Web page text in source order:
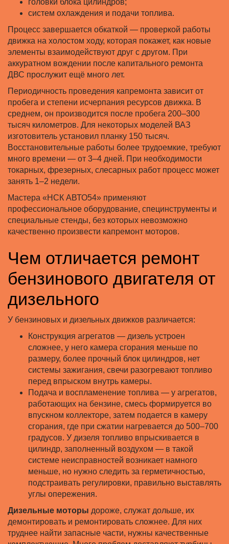
головки блока цилиндров;
систем охлаждения и подачи топлива.
Процесс завершается обкаткой — проверкой работы
движка на холостом ходу, которая покажет, как новые
элементы взаимодействуют друг с другом. При
аккуратном вождении после капитального ремонта
ДВС прослужит ещё много лет.
Периодичность проведения капремонта зависит от
пробега и степени исчерпания ресурсов движка. В
среднем, он производится после пробега 200–300
тысяч километров. Для некоторых моделей ВАЗ
изготовитель установил планку 150 тысяч.
Восстановительные работы более трудоемкие, требуют
много времени — от 3–4 дней. При необходимости
токарных, фрезерных, слесарных работ процесс может
занять 1–2 недели.
Мастера «НСК АВТО54» применяют
профессиональное оборудование, специнструменты и
специальные стенды, без которых невозможно
качественно произвести капремонт моторов.
Чем отличается ремонт
бензинового двигателя от
дизельного
У бензиновых и дизельных движков различается:
Конструкция агрегатов — дизель устроен
сложнее, у него камера сгорания меньше по
размеру, более прочный блок цилиндров, нет
системы зажигания, свечи разогревают топливо
перед впрыском внутрь камеры.
Подача и воспламенение топлива — у агрегатов,
работающих на бензине, смесь формируется во
впускном коллекторе, затем подается в камеру
сгорания, где при сжатии нагревается до 500–700
градусов. У дизеля топливо впрыскивается в
цилиндр, заполненный воздухом — в такой
системе неисправностей возникает намного
меньше, но нужно следить за герметичностью,
подстраивать регулировки, правильно выставлять
углы опережения.
Дизельные моторы дороже, служат дольше, их
демонтировать и ремонтировать сложнее. Для них
труднее найти запасные части, нужны качественные